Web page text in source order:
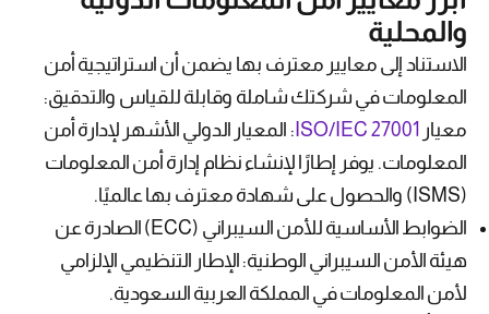
والمحلية
الاستناد إلى معايير معترف بها يضمن أن استراتيجية أمن
المعلومات في شركتك شاملة وقابلة للقياس والتدقيق:
معيار ISO/IEC 27001 : المعيار الدولي الأشهر لإدارة أمن
المعلومات. يوفر إطارًا لإنشاء نظام إدارة أمن المعلومات
(ISMS) والحصول على شهادة معترف بها عالميًا.
الضوابط الأساسية للأمن السيبراني (ECC) الصادرة عن
هيئة الأمن السيبراني الوطنية: الإطار التنظيمي الإلزامي
لأمن المعلومات في المملكة العربية السعودية.